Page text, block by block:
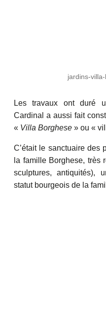
jardins-
Les travaux ont duré
Cardinal a aussi fait
« Villa Borghese » ou «
C’était le sanctuaire des
la famille Borghese, très
sculptures, antiquités),
statut bourgeois de la